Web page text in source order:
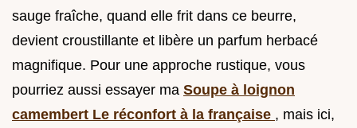
sauge fraîche, quand elle frit dans ce beurre,
devient croustillante et libère un parfum herbacé
magnifique. Pour une approche rustique, vous
pourriez aussi essayer ma Soupe à loignon
camembert Le réconfort à la française , mais ici,